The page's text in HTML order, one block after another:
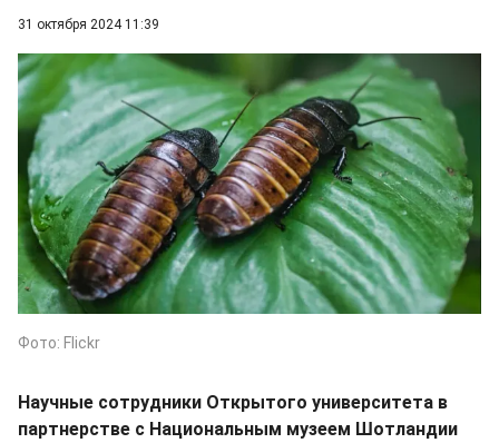
31 октября 2024 11:39
Фото: Flickr
Научные сотрудники Открытого университета в
партнерстве с Национальным музеем Шотландии